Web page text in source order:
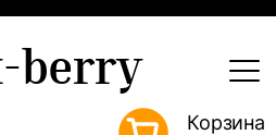
berry
Корзина